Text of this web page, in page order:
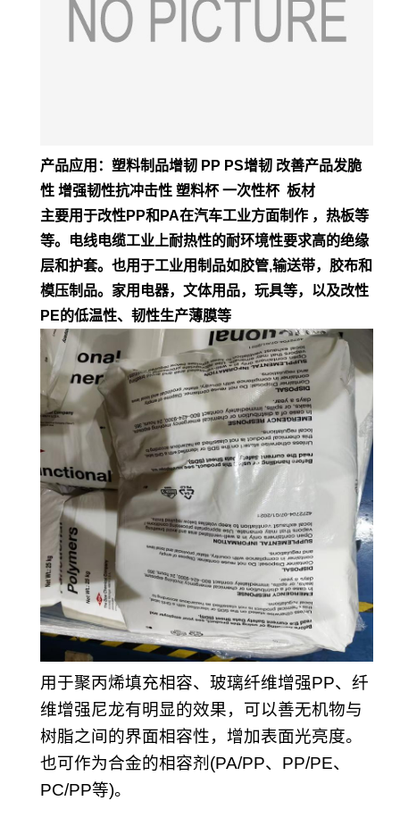
产品应用：塑料制品增韧 PP PS增韧 改善产品发脆
性 增强韧性抗冲击性 塑料杯 一次性杯 板材
主要用于改性PP和PA在汽车工业方面制作 ，热板等
等。电线电缆工业上耐热性的耐环境性要求高的绝缘
层和护套。也用于工业用制品如胶管,输送带，胶布和
模压制品。家用电器，文体用品，玩具等，以及改性
PE的低温性、韧性生产薄膜等
用于聚丙烯填充相容、玻璃纤维增强PP、纤
维增强尼龙有明显的效果，可以善无机物与
树脂之间的界面相容性，增加表面光亮度。
也可作为合金的相容剂(PA/PP、PP/PE、
PC/PP等)。